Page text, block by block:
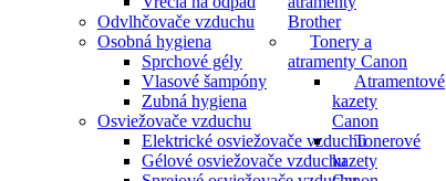
Brother
Tonery a
atramenty Canon
Atramentové
kazety
Canon
Tonerové
kazety
Odvlhčovače vzduchu
Osobná hygiena
Sprchové gély
Vlasové šampóny
Zubná hygiena
Osviežovače vzduchu
Elektrické osviežovače vzduchu
Gélové osviežovače vzduchu